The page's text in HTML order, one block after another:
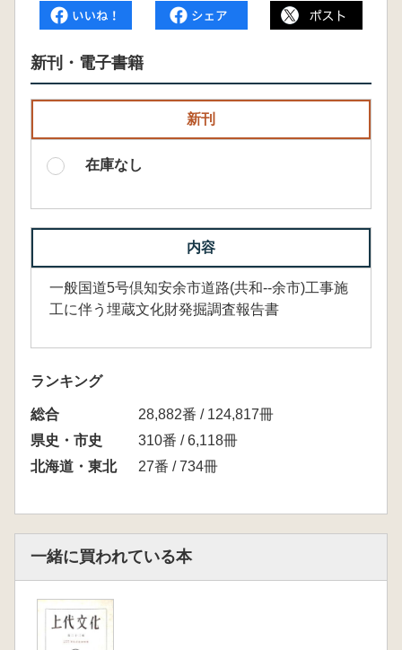
新刊・電子書籍
新刊
在庫なし
内容
一般国道5号倶知安余市道路(共和--余市)工事施
工に伴う埋蔵文化財発掘調査報告書
ランキング
総合
28,882番 / 124,817冊
県史・市史
310番 / 6,118冊
北海道・東北
27番 / 734冊
一緒に買われている本